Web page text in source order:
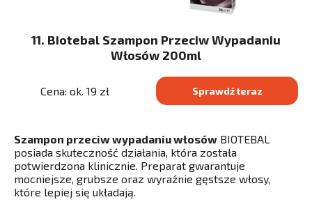
11. Biotebal Szampon Przeciw Wypadaniu
Włosów 200ml
Cena: ok. 19 zł Sprawdź teraz
Szampon przeciw wypadaniu włosów BIOTEBAL
posiada skuteczność działania, która została
potwierdzona klinicznie. Preparat gwarantuje
mocniejsze, grubsze oraz wyraźnie gęstsze włosy,
które lepiej się układają.